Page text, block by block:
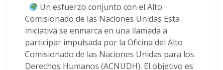
Un esfuerzo conjunto con el Alto
Comisionado de las Naciones Unidas Esta
iniciativa se enmarca en una llamada a
participar impulsada por la Oficina del Alto
Comisionado de las Naciones Unidas para los
Derechos Humanos (ACNUDH). El objetivo es